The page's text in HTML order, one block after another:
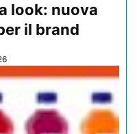
look: nuova
il brand